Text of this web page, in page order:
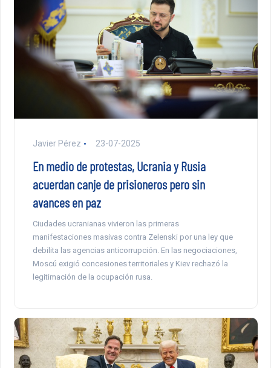
Javier Pérez 23-07-2025
En medio de protestas, Ucrania y Rusia
acuerdan canje de prisioneros pero sin
avances en paz
Ciudades ucranianas vivieron las primeras
manifestaciones masivas contra Zelenski por una ley que
debilita las agencias anticorrupción. En las negociaciones,
Moscú exigió concesiones territoriales y Kiev rechazó la
legitimación de la ocupación rusa.